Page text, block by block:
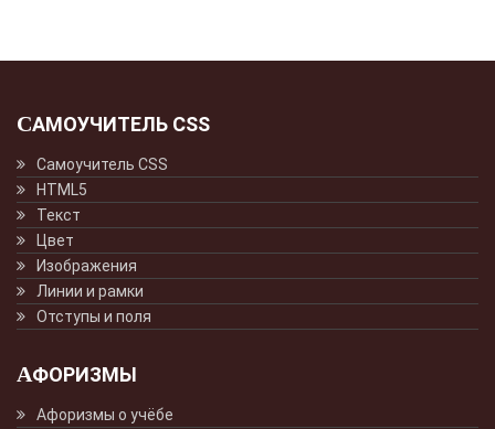
САМОУЧИТЕЛЬ CSS
Самоучитель CSS
HTML5
Текст
Цвет
Изображения
Линии и рамки
Отступы и поля
АФОРИЗМЫ
Афоризмы о учёбе